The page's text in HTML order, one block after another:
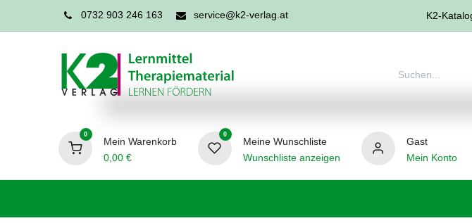
0732 903 246 163 service@k2-verlag.at K2-
0
Mein Warenkorb
0,00€
0
Meine Wunschliste
Wunschliste anzeigen
Gast
Mein Konto